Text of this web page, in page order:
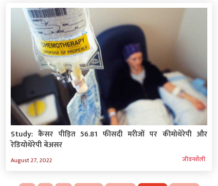
Study: कैंसर पीड़ित 56.81 फीसदी मरीजों पर कीमोथेरेपी और
रेडियोथेरेपी बेअसर
August 27, 2022 जीवनशैली